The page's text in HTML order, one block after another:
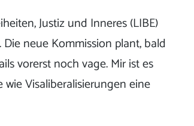
Justiz und Inneres (LIBE)
neue Kommission plant, bald
vorerst noch vage. Mir ist es
Visaliberalisierungen eine